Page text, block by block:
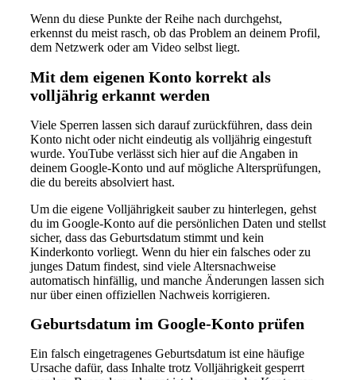
Wenn du diese Punkte der Reihe nach durchgehst,
erkennst du meist rasch, ob das Problem an deinem Profil,
dem Netzwerk oder am Video selbst liegt.
Mit dem eigenen Konto korrekt als
volljährig erkannt werden
Viele Sperren lassen sich darauf zurückführen, dass dein
Konto nicht oder nicht eindeutig als volljährig eingestuft
wurde. YouTube verlässt sich hier auf die Angaben in
deinem Google-Konto und auf mögliche Altersprüfungen,
die du bereits absolviert hast.
Um die eigene Volljährigkeit sauber zu hinterlegen, gehst
du im Google-Konto auf die persönlichen Daten und stellst
sicher, dass das Geburtsdatum stimmt und kein
Kinderkonto vorliegt. Wenn du hier ein falsches oder zu
junges Datum findest, sind viele Altersnachweise
automatisch hinfällig, und manche Änderungen lassen sich
nur über einen offiziellen Nachweis korrigieren.
Geburtsdatum im Google-Konto prüfen
Ein falsch eingetragenes Geburtsdatum ist eine häufige
Ursache dafür, dass Inhalte trotz Volljährigkeit gesperrt